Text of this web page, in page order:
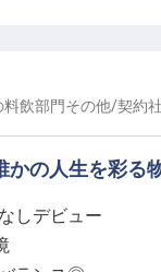
と成長】
きるよう、丁寧な
スタイルに合わせ
ープホテルの割引
料飲部門その他/契約
かの人生を彩る
しデビュー